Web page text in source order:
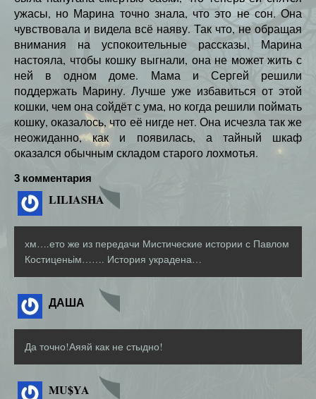
ужасы, но Марина точно знала, что это не сон. Она
чувствовала и видела всё наяву. Так что, не обращая
внимания на успокоительные рассказы, Марина
настояла, чтобы кошку выгнали, она не может жить с
ней в одном доме. Мама и Сергей решили
поддержать Марину. Лучше уже избавиться от этой
кошки, чем она сойдёт с ума, но когда решили поймать
кошку, оказалось, что её нигде нет. Она исчезла так же
неожиданно, как и появилась, а тайный шкаф
оказался обычным складом старого лохмотья.
3 комментария
LILIASHA
хм….ето же из передачи Мистические истории с Павлом
Костиценьім……. История украдена…
ДАША
Да точно!Аяяй как не стыдно!
MU$YA